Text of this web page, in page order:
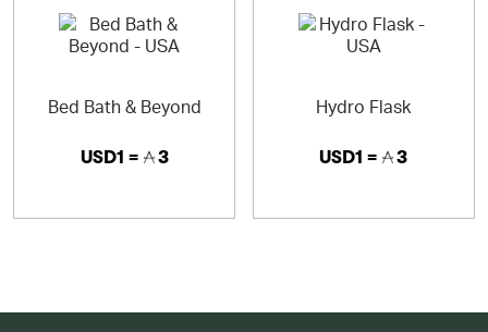
Bed Bath & Beyond
USD1 = 3
Hydro Flask
USD1 = 3